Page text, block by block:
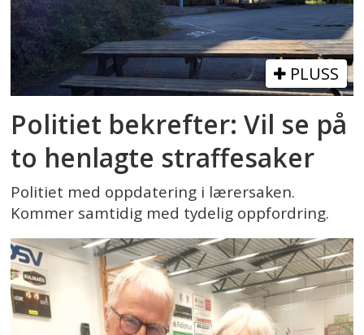
PLUSS
Politiet bekrefter: Vil se på
to henlagte straffesaker
Politiet med oppdatering i lærersaken.
Kommer samtidig med tydelig oppfordring.